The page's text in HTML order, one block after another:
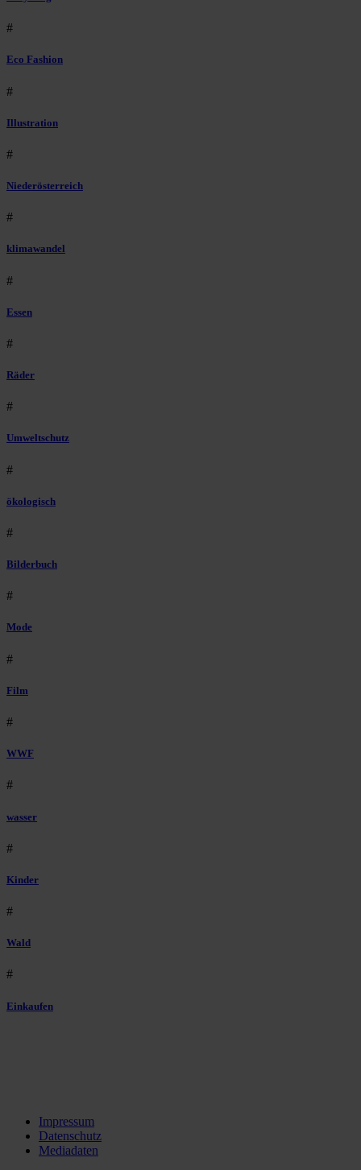
#
Eco Fashion
#
Illustration
#
Niederösterreich
#
klimawandel
#
Essen
#
Räder
#
Umweltschutz
#
ökologisch
#
Bilderbuch
#
Mode
#
Film
#
WWF
#
wasser
#
Kinder
#
Wald
#
Einkaufen
Impressum
Datenschutz
Mediadaten